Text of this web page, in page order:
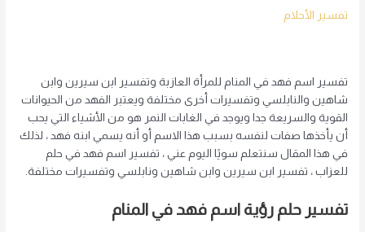
تفسير الأحلام
تفسير اسم فهد في المنام للمرأة العازبة وتفسير ابن سيرين وابن
شاهين والنابلسي وتفسيرات أخرى مختلفة ويعتبر الفهد من الحيوانات
القوية والسريعة جدا ويوجد في الغابات النمر هو من الأشياء التي يحب
أن يأخذها صفات لنفسه بسبب هذا الاسم أو أنه يسمي ابنه فهد ، لذلك
في هذا المقال سنتعلم سويًا اليوم عني ، تفسير اسم فهد في حلم
للعزاب ، تفسير ابن سيرين وابن شاهين ونابلسي وتفسيرات مختلفة.
تفسير حلم رؤية اسم فهد في المنام